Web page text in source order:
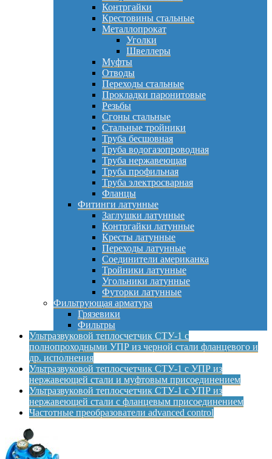
Контргайки
Крестовины стальные
Металлопрокат
Уголки
Швеллеры
Муфты
Отводы
Переходы стальные
Прокладки паронитовые
Резьбы
Сгоны стальные
Стальные тройники
Труба бесшовная
Труба водогазопроводная
Труба нержавеющая
Труба профильная
Труба электросварная
Фланцы
Фитинги латунные
Заглушки латунные
Контргайки латунные
Кресты латунные
Переходы латунные
Соединители американка
Тройники латунные
Угольники латунные
Футорки латунные
Фильтрующая арматура
Грязевики
Фильтры
Ультразвуковой теплосчетчик СТУ-1 с
полнопроходными УПР из черной стали фланцевого и
др. исполнения
Ультразвуковой теплосчетчик СТУ-1 с УПР из
нержавеющей стали и муфтовым присоединением
Ультразвуковой теплосчетчик СТУ-1 с УПР из
нержавеющей стали с фланцевым присоединением
Частотные преобразователи advanced control